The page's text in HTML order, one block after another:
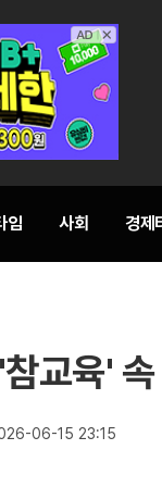
임 사회 경제
교육'
06-15 23:15